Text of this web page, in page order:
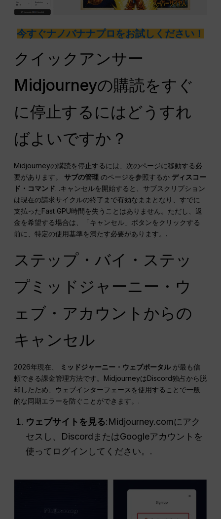
今すぐナノバナナプロをお試しください！
クイックアンサー
Midjourneyの購読をすぐ
に停止するにはどうすれ
ばよいですか？
Midjourneyの購読を停止するには、次のページに移動する必
要があります。サブの管理 のページを参照するか ディスコー
ド・コマンド. .キャンセルを開始すると、サブスクリプション
は現在の請求サイクルの終了まで有効なままとなり、すでに
支払ったFast GPU時間を失うことはありません。ただし、返
金を希望する場合は、「キャンセル」ボタンをクリックする
前に、特定の使用基準を満たす必要があります。.
ステップ・バイ・ステッ
プミッドジャーニー・ウ
ェブ・アカウントからの
キャンセル
2026年現在、 ミッドジャーニー・ウェブポータルが最も信
頼できる課金管理方法です。MidjourneyはDiscord独占から脱
却したため、ウェブインターフェースを使用することで一般
的な同期エラーを防ぐことができます。.
ウェブサイトを見る:Midjourney.comにアク
セスし、DiscordまたはGoogleアカウントを
使ってログインしてください。.